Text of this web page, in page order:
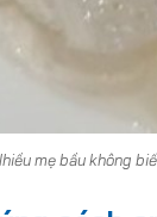
mẹ bầu không